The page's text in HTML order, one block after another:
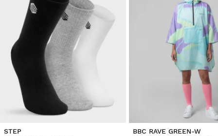
STEP BBC RAVE GREEN-W